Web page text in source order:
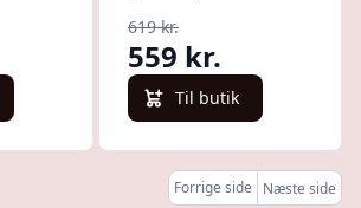
619 kr.
559 kr.
Til butik
Forrige side Næste side